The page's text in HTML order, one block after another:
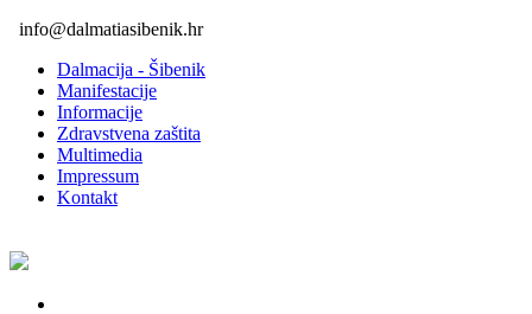
info@dalmatiasibenik.hr
Dalmacija - Šibenik
Manifestacije
Informacije
Zdravstvena zaštita
Multimedia
Impressum
Kontakt